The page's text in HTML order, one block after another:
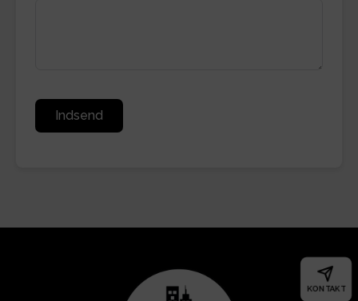
KONTAKT
Indsend